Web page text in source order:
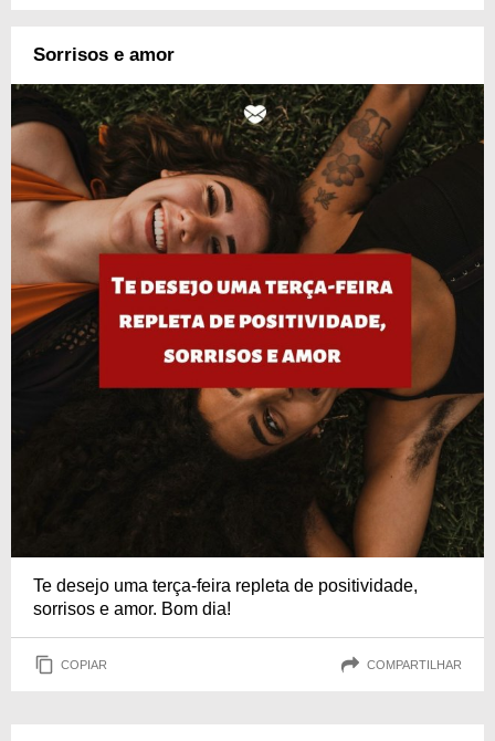
Sorrisos e amor
Te desejo uma terça-feira repleta de positividade,
sorrisos e amor. Bom dia!
COPIAR COMPARTILHAR